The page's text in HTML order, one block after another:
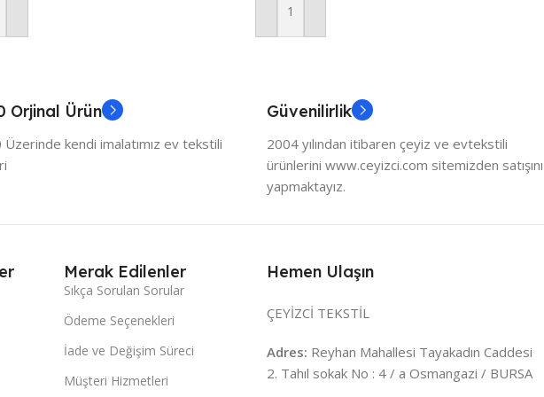
Ekle Sepete Ekle
Orjinal Ürün
kendi imalatımız ev tekstili
Güvenilirlik
2004 yılından itibaren çeyiz ve evtekstili
ürünlerini www.ceyizci.com sitemizden satışını
yapmaktayız.
Merak Edilenler
Sıkça Sorulan Sorular
Ödeme Seçenekleri
İade ve Değişim Süreci
Müşteri Hizmetleri
Hemen Ulaşın
ÇEYİZCİ TEKSTİL
Adres: Reyhan Mahallesi Tayakadın Caddesi
2. Tahıl sokak No : 4 / a Osmangazi / BURSA